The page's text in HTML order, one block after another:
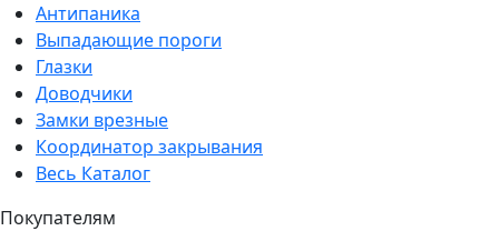
Антипаника
Выпадающие пороги
Глазки
Доводчики
Замки врезные
Координатор закрывания
Весь Каталог
Покупателям